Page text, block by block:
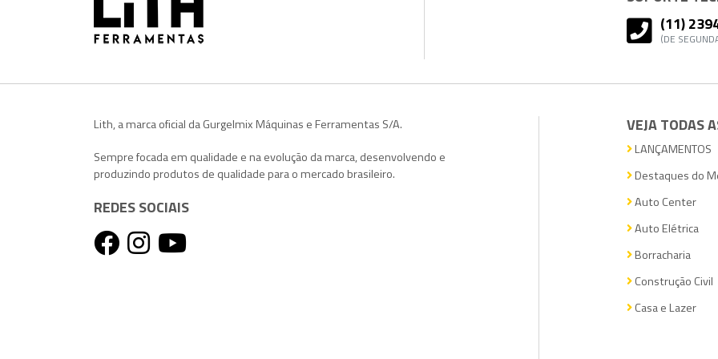
(11)
(DE
Lith, a marca oficial da Gurgelmix Máquinas e Ferramentas S/A.
Sempre focada em qualidade e na evolução da marca, desenvolvendo e
produzindo produtos de qualidade para o mercado brasileiro.
REDES SOCIAIS
VEJA TODAS
LANÇAMENTOS
Destaques do
Auto Center
Auto Elétrica
Borracharia
Construção Civil
Casa e Lazer